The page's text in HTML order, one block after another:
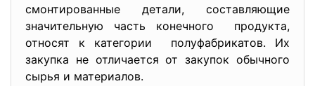
смонтированные детали, составляющие
значительную часть конечного продукта,
относят к категории полуфабрикатов. Их
закупка не отличается от закупок обычного
сырья и материалов.